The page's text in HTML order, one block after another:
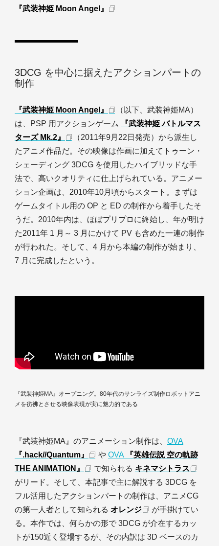
『武装神姫 Moon Angel』
3DCG を中心に据えたアクションパートの
制作
『武装神姫 Moon Angel』
（以下、武装神姫MA）
は、PSP 用アクションゲーム
『武装神姫 バトルマス
ターズ Mk.2』
（2011年9月22日発売）から派生し
たアニメ作品だ。その映像は作画に加えてトゥーン・
シェーディング 3DCG を使用したハイブリッドな手
法で、高いクオリティに仕上げられている。アニメー
ション企画は、2010年10月頃からスタート。まずは
ゲームタイトル用の OP と ED の制作から着手したそ
うだ。2010年内は、ほぼプリプロに終始し、年が明け
た2011年 1 月～ 3 月にかけて PV も含めた一連の制作
が行われた。そして、4 月から本編の制作が始まり、
7 月に完成したという。
『武装神姫MA』オープニング。80年代のサンライズ制作ロボットアニ
メを彷彿とさせる映像表現が実に魅力的である
『武装神姫MA』のアニメーション制作は、 OVA
『.hack//Quantum』
や OVA
『英雄伝説 空の軌跡
THE ANIMATION』
で知られる キネマシトラス
がリード。そして、本記事で主に解説する 3DCG を
フル活用したアクションパートの制作は、アニメCG
の第一人者として知られる オレンジ
が手掛けてい
る。本作では、何らかの形で 3DCG が介在するカッ
トが150近く登場するが、その内訳は 3D ベースのカ